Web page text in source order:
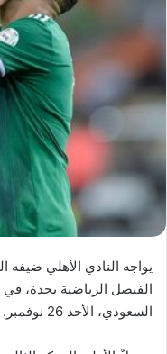
يواجه النادي الأهلي ضيفه
السعودي، الأحد 26 نوفمبر.